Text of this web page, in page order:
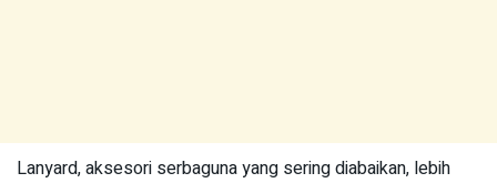
Lanyard, aksesori serbaguna yang sering diabaikan, lebih